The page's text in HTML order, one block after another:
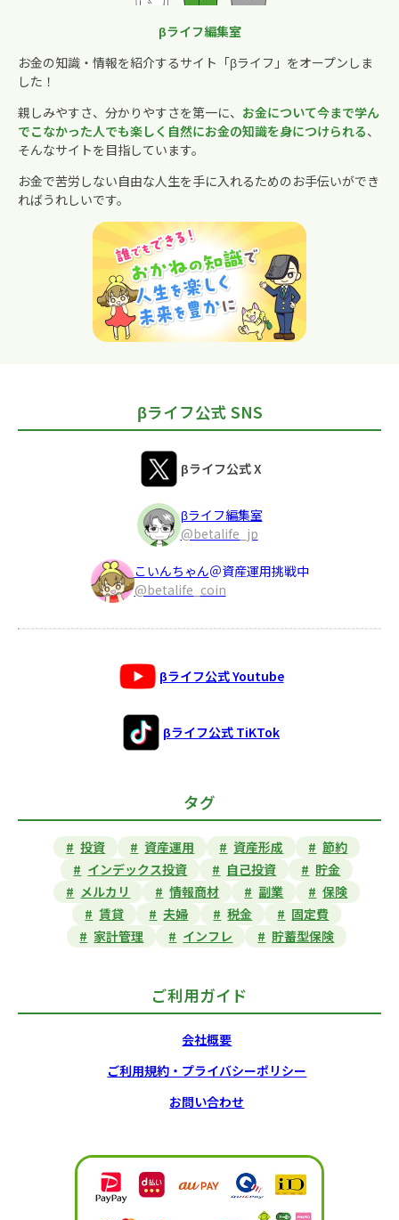
βライフ編集室
お金の知識・情報を紹介するサイト「βライフ」をオープンしま
した！
親しみやすさ、分かりやすさを第一に、 お金について今まで学ん
でこなかった人でも楽しく自然にお金の知識を身につけられる、
そんなサイトを目指しています。
お金で苦労しない自由な人生を手に入れるためのお手伝いができ
ればうれしいです。
βライフ公式 SNS
βライフ公式 X
βライフ編集室
@betalife_jp
こいんちゃん＠資産運用挑戦中
@betalife_coin
βライフ公式 Youtube
βライフ公式 TiKTok
タグ
投資 資産運用 資産形成
節約
インデックス投資
自己投資
貯金
メルカリ
情報商材 副業
保険
賃貸
夫婦 税金
固定費
家計管理
インフレ 貯蓄型保険
ご利用ガイド
会社概要
ご利用規約・プライバシーポリシー
お問い合わせ